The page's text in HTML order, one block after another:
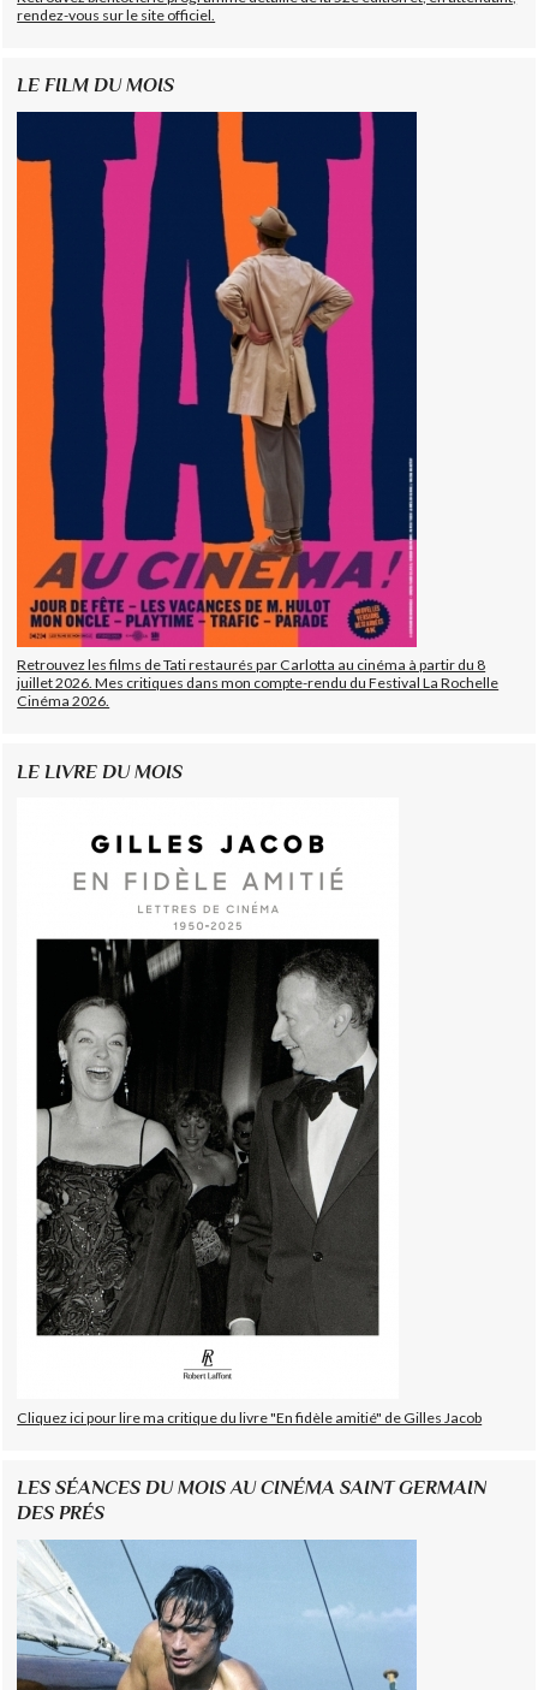
rendez-vous sur le site officiel.
LE FILM DU MOIS
Retrouvez les films de Tati restaurés par Carlotta au cinéma à partir du 8
juillet 2026. Mes critiques dans mon compte-rendu du Festival La Rochelle
Cinéma 2026.
LE LIVRE DU MOIS
Cliquez ici pour lire ma critique du livre "En fidèle amitié" de Gilles Jacob
LES SÉANCES DU MOIS AU CINÉMA SAINT GERMAIN
DES PRÉS